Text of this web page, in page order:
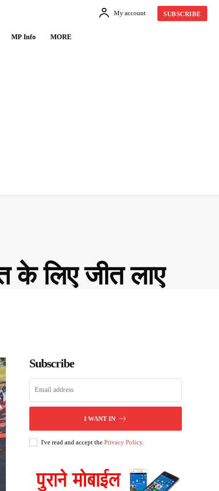
My account SUBSCRIBE
MP Info MORE
के लिए जीत लाए
Subscribe
I WANT IN
I've read and accept thePrivacy Policy.